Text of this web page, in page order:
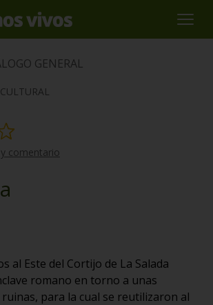
GENERAL
comentario
al Este del Cortijo de La Salada
romano en torno a unas
para la cual se reutilizaron al